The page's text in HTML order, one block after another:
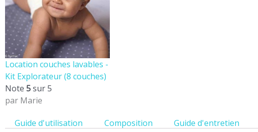
Location couches lavables -
Kit Explorateur (8 couches)
Note 5sur 5
par Marie
Guide d'utilisation Composition Guide d'entretien